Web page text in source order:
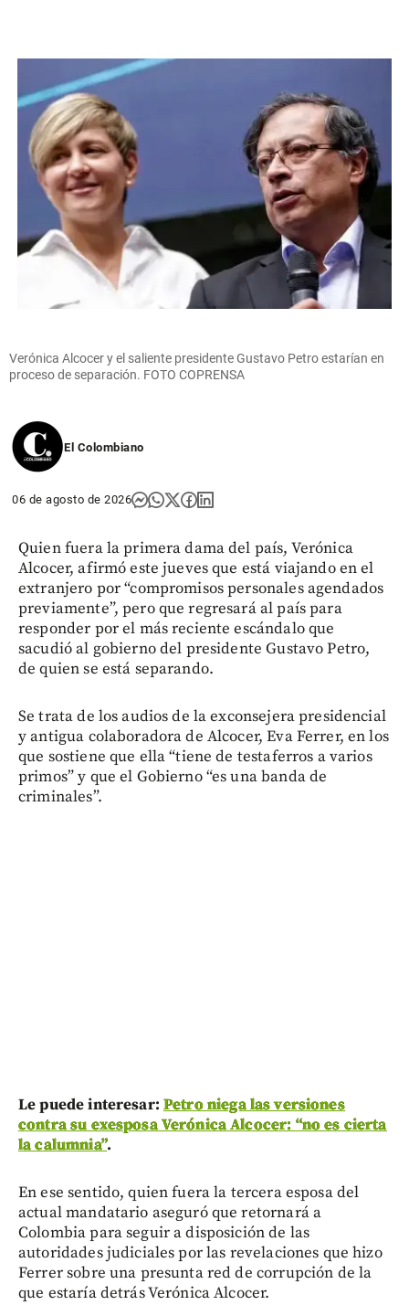
Verónica Alcocer y el saliente presidente Gustavo Petro estarían en
proceso de separación. FOTO COPRENSA
El Colombiano
06 de agosto de 2026
Quien fuera la primera dama del país, Verónica
Alcocer, afirmó este jueves que está viajando en el
extranjero por “compromisos personales agendados
previamente”, pero que regresará al país para
responder por el más reciente escándalo que
sacudió al gobierno del presidente Gustavo Petro,
de quien se está separando.
Se trata de los audios de la exconsejera presidencial
y antigua colaboradora de Alcocer, Eva Ferrer, en los
que sostiene que ella “tiene de testaferros a varios
primos” y que el Gobierno “es una banda de
criminales”.
Le puede interesar: Petro niega las versiones
contra su exesposa Verónica Alcocer: “no es cierta
la calumnia”.
En ese sentido, quien fuera la tercera esposa del
actual mandatario aseguró que retornará a
Colombia para seguir a disposición de las
autoridades judiciales por las revelaciones que hizo
Ferrer sobre una presunta red de corrupción de la
que estaría detrás Verónica Alcocer.